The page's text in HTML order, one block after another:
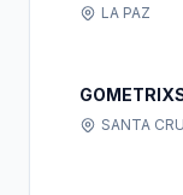
LA PAZ
SANTA